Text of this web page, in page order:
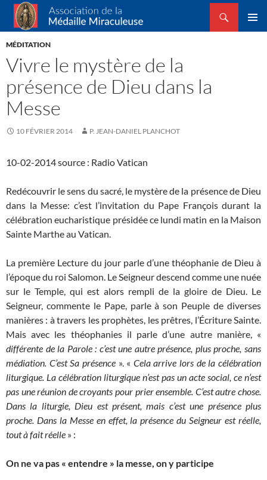
Association de la Médaille Miraculeuse
Recherche
ALLER
AU
MÉDITATION
Vivre le mystère de la
présence de Dieu dans la
Messe
10 FÉVRIER 2014 P. JEAN-DANIEL PLANCHOT
10-02-2014 source : Radio Vatican
Redécouvrir le sens du sacré, le mystère de la présence de Dieu
dans la Messe: c’est l’invitation du Pape François durant la
célébration eucharistique présidée ce lundi matin en la Maison
Sainte Marthe au Vatican.
La première Lecture du jour parle d’une théophanie de Dieu à
l’époque du roi Salomon. Le Seigneur descend comme une nuée
sur le Temple, qui est alors rempli de la gloire de Dieu. Le
Seigneur, commente le Pape, parle à son Peuple de diverses
manières : à travers les prophètes, les prêtres, l’Écriture Sainte.
Mais avec les théophanies il parle d’une autre manière, «
différente de la Parole : c’est une autre présence, plus proche, sans
médiation. C’est Sa présence». « Cela arrive lors de la célébration
liturgique. La célébration liturgique n’est pas un acte social, ce n’est
pas une réunion de croyants pour prier ensemble. C’est autre chose.
Dans la liturgie, Dieu est présent, mais c’est une présence plus
proche. Dans la Messe en effet, la présence du Seigneur est réelle,
tout à fait réelle » :
On ne va pas « entendre » la messe, on y participe